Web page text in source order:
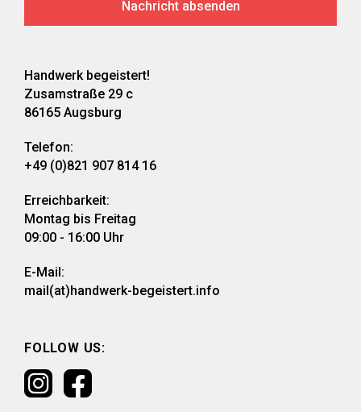
Handwerk begeistert!
Zusamstraße 29 c
86165 Augsburg
Telefon:
+49 (0)821 907 814 16
Erreichbarkeit:
Montag bis Freitag
09:00 - 16:00 Uhr
E-Mail:
mail(at)handwerk-begeistert.info
FOLLOW US: